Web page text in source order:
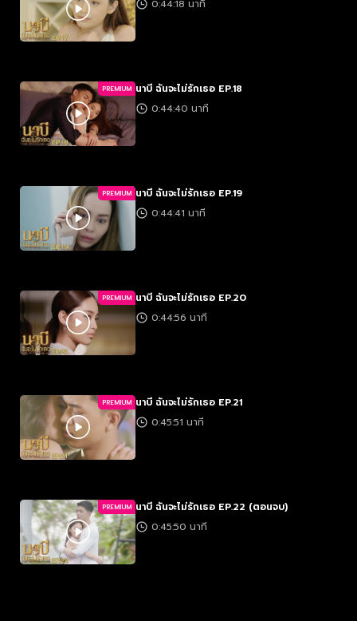
0:44:18 นาที
PREMIUM นาบี ฉันจะไม่รักเธอ EP.18
0:44:40 นาที
PREMIUM นาบี ฉันจะไม่รักเธอ EP.19
0:44:41 นาที
PREMIUM นาบี ฉันจะไม่รักเธอ EP.20
0:44:56 นาที
PREMIUM นาบี ฉันจะไม่รักเธอ EP.21
0:45:51 นาที
PREMIUM นาบี ฉันจะไม่รักเธอ EP.22 (ตอนจบ)
0:45:50 นาที